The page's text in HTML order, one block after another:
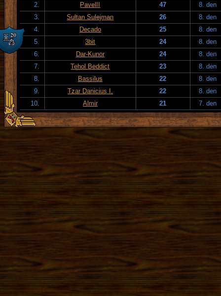
2.
PavelII 47
8. den
3.
Sultan Sulejman 26
8. den
4.
Decado 25
8. den
5.
3bit 24
8. den
6.
Dar-Kunor 24
8. den
7.
Tehol Beddict 23
8. den
8.
Bassilus 22
8. den
9.
Tzar Danicius I. 22
8. den
10.
Almir 21 7. den